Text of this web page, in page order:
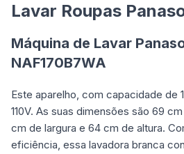
Lavar Roupas
Máquina de Lavar
‎NAF170B7WA
Este aparelho, com capacidade de
110V. As suas dimensões são 69
cm de largura e 64 cm de altura.
eficiência, essa lavadora branca